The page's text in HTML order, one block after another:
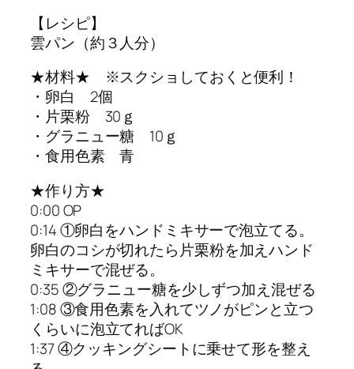
【レシピ】
雲パン（約３人分）
★材料★ ※スクショしておくと便利！
・卵白 2個
・片栗粉 30ｇ
・グラニュー糖 10ｇ
・食用色素 青
★作り方★
0:00 OP
0:14 ①卵白をハンドミキサーで泡立てる。
卵白のコシが切れたら片栗粉を加えハンド
ミキサーで混ぜる。
0:35 ②グラニュー糖を少しずつ加え混ぜる
1:08 ③食用色素を入れてツノがピンと立つ
くらいに泡立てればOK
1:37 ④クッキングシートに乗せて形を整え